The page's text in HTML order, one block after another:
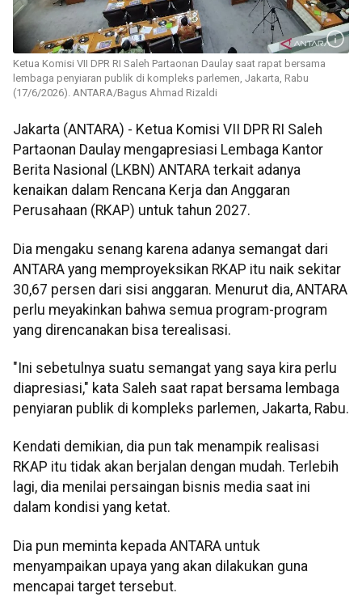
Ketua Komisi VII DPR RI Saleh Partaonan Daulay saat rapat bersama
lembaga penyiaran publik di kompleks parlemen, Jakarta, Rabu
(17/6/2026). ANTARA/Bagus Ahmad Rizaldi
Jakarta (ANTARA) - Ketua Komisi VII DPR RI Saleh
Partaonan Daulay mengapresiasi Lembaga Kantor
Berita Nasional (LKBN) ANTARA terkait adanya
kenaikan dalam Rencana Kerja dan Anggaran
Perusahaan (RKAP) untuk tahun 2027.
Dia mengaku senang karena adanya semangat dari
ANTARA yang memproyeksikan RKAP itu naik sekitar
30,67 persen dari sisi anggaran. Menurut dia, ANTARA
perlu meyakinkan bahwa semua program-program
yang direncanakan bisa terealisasi.
"Ini sebetulnya suatu semangat yang saya kira perlu
diapresiasi," kata Saleh saat rapat bersama lembaga
penyiaran publik di kompleks parlemen, Jakarta, Rabu.
Kendati demikian, dia pun tak menampik realisasi
RKAP itu tidak akan berjalan dengan mudah. Terlebih
lagi, dia menilai persaingan bisnis media saat ini
dalam kondisi yang ketat.
Dia pun meminta kepada ANTARA untuk
menyampaikan upaya yang akan dilakukan guna
mencapai target tersebut.